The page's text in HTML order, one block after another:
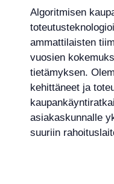
Algoritmisen
ammattilaisten
vuosien
tietämyksen.
kehittäneet ja
asiakaskunnalle
suuriin